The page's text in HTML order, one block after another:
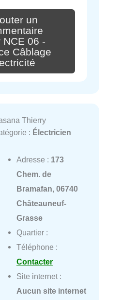
un
NCE 06 -
Câblage
Thierry
: Électricien
Adresse : 173
Chem. de
Bramafan, 06740
Châteauneuf-
Grasse
Quartier :
Téléphone :
Contacter
Site internet :
Aucun site internet